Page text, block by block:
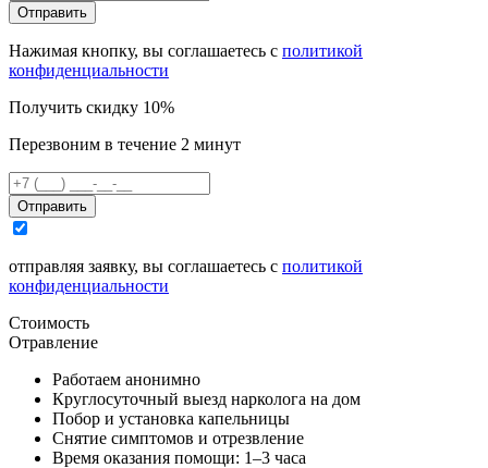
Отправить
Нажимая кнопку, вы соглашаетесь с политикой
конфиденциальности
Получить скидку 10%
Перезвоним в течение 2 минут
Отправить
отправляя заявку, вы соглашаетесь с политикой
конфиденциальности
Стоимость
Отравление
Работаем анонимно
Круглосуточный выезд нарколога на дом
Побор и установка капельницы
Снятие симптомов и отрезвление
Время оказания помощи: 1–3 часа